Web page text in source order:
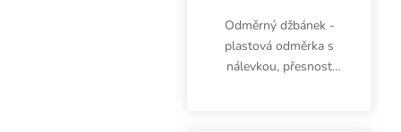
Odměrný džbánek -
plastová odměrka s
nálevkou, přesnost